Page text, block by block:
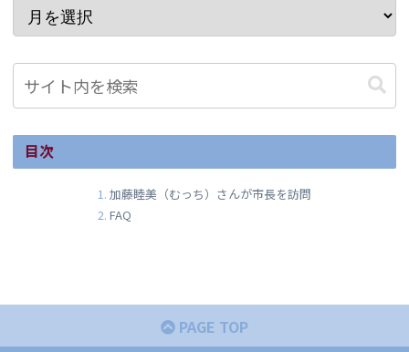
目次
加藤睦美（むっち）さんが市長を訪問
FAQ
PAGE TOP